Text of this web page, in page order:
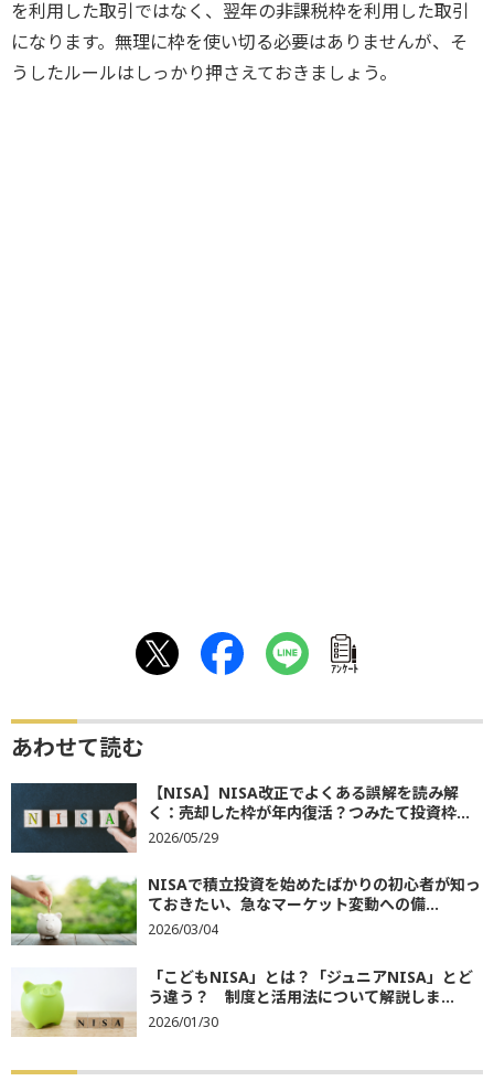
を利用した取引ではなく、翌年の非課税枠を利用した取引
になります。無理に枠を使い切る必要はありませんが、そ
うしたルールはしっかり押さえておきましょう。
ｱﾝｹｰﾄ
あわせて読む
【NISA】NISA改正でよくある誤解を読み解
く：売却した枠が年内復活？つみたて投資枠...
2026/05/29
NISAで積立投資を始めたばかりの初心者が知っ
ておきたい、急なマーケット変動への備...
2026/03/04
「こどもNISA」とは？「ジュニアNISA」とど
う違う？ 制度と活用法について解説しま...
2026/01/30